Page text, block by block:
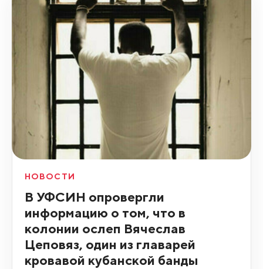
НОВОСТИ
В УФСИН опровергли
информацию о том, что в
колонии ослеп Вячеслав
Цеповяз, один из главарей
кровавой кубанской банды